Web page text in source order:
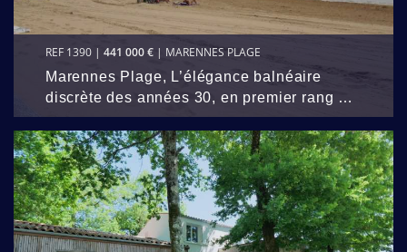
REF 1390 | 441 000 € | MARENNES PLAGE
Marennes Plage, L’élégance balnéaire
discrète des années 30, en premier rang …